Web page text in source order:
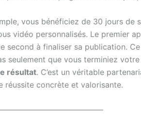
vous bénéficiez de 30 jours de
vidéo personnalisés. Le premier
second à finaliser sa publication.
seulement que vous terminiez
résultat. C’est un véritable
réussite concrète et valorisante.